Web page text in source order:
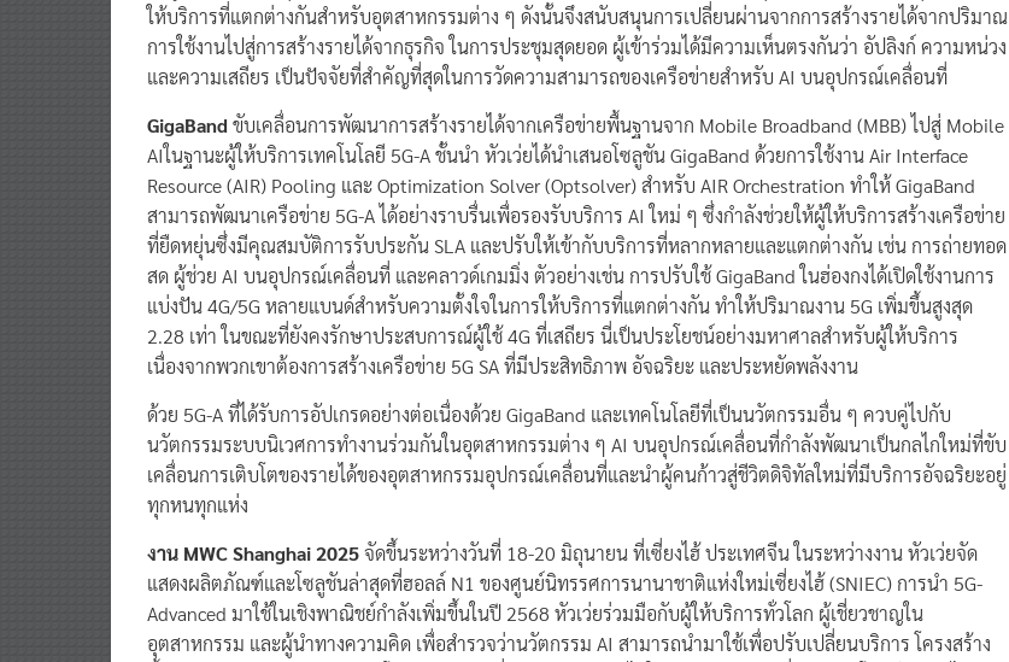
ให้บริการที่แตกต่างกันสำหรับอุตสาหกรรมต่าง ๆ ดังนั้นจึงสนับสนุนการเปลี่ยนผ่านจากการสร้างรายได้จากปริมาณ
การใช้งานไปสู่การสร้างรายได้จากธุรกิจ ในการประชุมสุดยอด ผู้เข้าร่วมได้มีความเห็นตรงกันว่า อัปลิงก์ ความหน่วง
และความเสถียร เป็นปัจจัยที่สำคัญที่สุดในการวัดความสามารถของเครือข่ายสำหรับ AI บนอุปกรณ์เคลื่อนที่
GigaBand ขับเคลื่อนการพัฒนาการสร้างรายได้จากเครือข่ายพื้นฐานจาก Mobile Broadband (MBB) ไปสู่ Mobile
AIในฐานะผู้ให้บริการเทคโนโลยี 5G-A ชั้นนำ หัวเว่ยได้นำเสนอโซลูชัน GigaBand ด้วยการใช้งาน Air Interface
Resource (AIR) Pooling และ Optimization Solver (Optsolver) สำหรับ AIR Orchestration ทำให้ GigaBand
สามารถพัฒนาเครือข่าย 5G-A ได้อย่างราบรื่นเพื่อรองรับบริการ AI ใหม่ ๆ ซึ่งกำลังช่วยให้ผู้ให้บริการสร้างเครือข่าย
ที่ยืดหยุ่นซึ่งมีคุณสมบัติการรับประกัน SLA และปรับให้เข้ากับบริการที่หลากหลายและแตกต่างกัน เช่น การถ่ายทอด
สด ผู้ช่วย AI บนอุปกรณ์เคลื่อนที่ และคลาวด์เกมมิ่ง ตัวอย่างเช่น การปรับใช้ GigaBand ในฮ่องกงได้เปิดใช้งานการ
แบ่งปัน 4G/5G หลายแบนด์สำหรับความตั้งใจในการให้บริการที่แตกต่างกัน ทำให้ปริมาณงาน 5G เพิ่มขึ้นสูงสุด
2.28 เท่า ในขณะที่ยังคงรักษาประสบการณ์ผู้ใช้ 4G ที่เสถียร นี่เป็นประโยชน์อย่างมหาศาลสำหรับผู้ให้บริการ
เนื่องจากพวกเขาต้องการสร้างเครือข่าย 5G SA ที่มีประสิทธิภาพ อัจฉริยะ และประหยัดพลังงาน
ด้วย 5G-A ที่ได้รับการอัปเกรดอย่างต่อเนื่องด้วย GigaBand และเทคโนโลยีที่เป็นนวัตกรรมอื่น ๆ ควบคู่ไปกับ
นวัตกรรมระบบนิเวศการทำงานร่วมกันในอุตสาหกรรมต่าง ๆ AI บนอุปกรณ์เคลื่อนที่กำลังพัฒนาเป็นกลไกใหม่ที่ขับ
เคลื่อนการเติบโตของรายได้ของอุตสาหกรรมอุปกรณ์เคลื่อนที่และนำผู้คนก้าวสู่ชีวิตดิจิทัลใหม่ที่มีบริการอัจฉริยะอยู่
ทุกหนทุกแห่ง
งาน MWC Shanghai 2025จัดขึ้นระหว่างวันที่ 18-20 มิถุนายน ที่เซี่ยงไฮ้ ประเทศจีน ในระหว่างงาน หัวเว่ยจัด
แสดงผลิตภัณฑ์และโซลูชันล่าสุดที่ฮอลล์ N1 ของศูนย์นิทรรศการนานาชาติแห่งใหม่เซี่ยงไฮ้ (SNIEC) การนำ 5G-
Advanced มาใช้ในเชิงพาณิชย์กำลังเพิ่มขึ้นในปี 2568 หัวเว่ยร่วมมือกับผู้ให้บริการทั่วโลก ผู้เชี่ยวชาญใน
อุตสาหกรรม และผู้นำทางความคิด เพื่อสำรวจว่านวัตกรรม AI สามารถนำมาใช้เพื่อปรับเปลี่ยนบริการ โครงสร้าง